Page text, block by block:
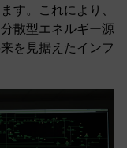
す。これにより、
散型エネルギー源
を見据えたインフ